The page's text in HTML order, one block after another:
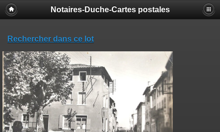
Notaires-Duche-Cartes postales
Rechercher dans ce lot